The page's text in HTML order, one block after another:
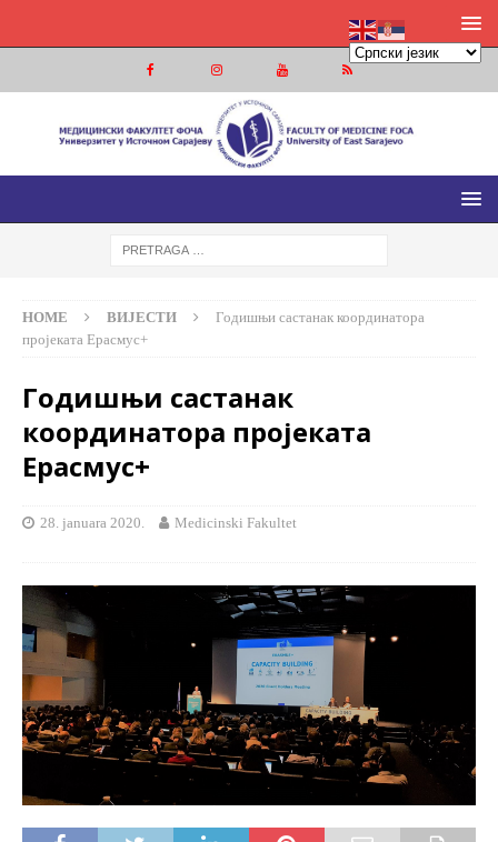
МЕДИЦИНСКИ ФАКУЛТЕТ ФОЧА
МЕДИЦИНСКИ ФАКУЛТЕТ УНИВЕРЗИТЕТА У ИСТОЧНОМ
HOME ВИЈЕСТИ
Годишњи састанак координатора
пројеката Ерасмус+
Годишњи састанак
координатора пројеката
Ерасмус+
28. januara 2020. Medicinski Fakultet